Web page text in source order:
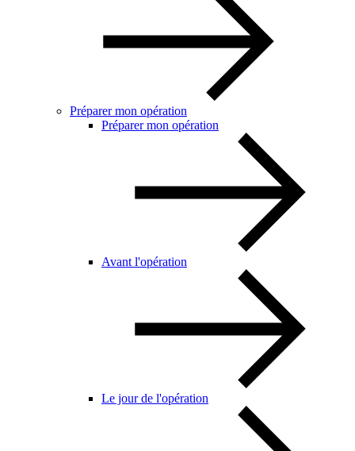
Préparer mon opération
Préparer mon opération
Avant l'opération
Le jour de l'opération